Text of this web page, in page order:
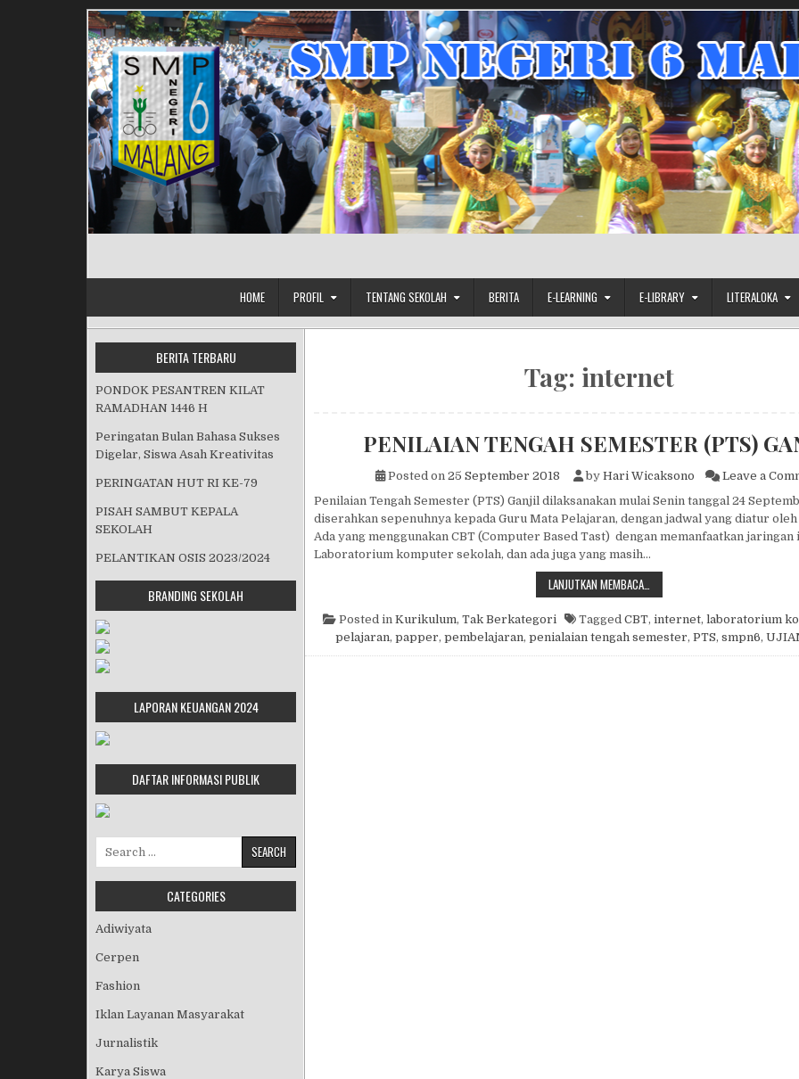
HOME PROFIL TENTANG SEKOLAH BERITA E-LEARNING E-LIBRARY LITERALOKA
Tag: internet
PENILAIAN TENGAH SEMESTER (PTS)
Posted on 25 September 2018 by Hari Wicaksono Leave a
Penilaian Tengah Semester (PTS) Ganjil dilaksanakan mulai Senin tanggal 24
diserahkan sepenuhnya kepada Guru Mata Pelajaran, dengan jadwal yang diatur
Ada yang menggunakan CBT (Computer Based Tast) dengan memanfaatkan
Laboratorium komputer sekolah, dan ada juga yang masih…
LANJUTKAN MEMBACA…
Posted in Kurikulum, Tak Berkategori Tagged CBT, internet, laboratorium
pelajaran, papper, pembelajaran, penialaian tengah semester, PTS, smpn6,
BERITA TERBARU
PONDOK PESANTREN KILAT
RAMADHAN 1446 H
Peringatan Bulan Bahasa Sukses
Digelar, Siswa Asah Kreativitas
PERINGATAN HUT RI KE-79
PISAH SAMBUT KEPALA
SEKOLAH
PELANTIKAN OSIS 2023/2024
BRANDING SEKOLAH
LAPORAN KEUANGAN 2024
DAFTAR INFORMASI PUBLIK
Search for:
CATEGORIES
Adiwiyata
Cerpen
Fashion
Iklan Layanan Masyarakat
Jurnalistik
Karya Siswa